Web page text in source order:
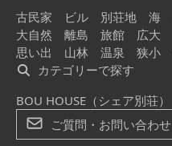
古民家
ビル 別荘地 海
大自然
離島 旅館 広大
思い出
山林 温泉 狭小
カテゴリーで探す
BOU HOUSE（シェア別荘）
ご質問・お問い合わせ